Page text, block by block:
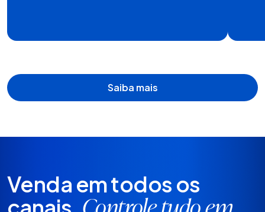
Saiba mais
Venda em todos os